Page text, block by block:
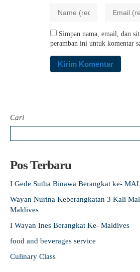
Simpan nama, email, dan
peramban ini untuk komentar
Cari
Pos Terbaru
I Gede Sutha Binawa Berangkat ke-
Wayan Nurina Keberangkatan 3 Kali
Maldives
I Wayan Ines Berangkat Ke- Maldives
food and beverages service
Culinary Class